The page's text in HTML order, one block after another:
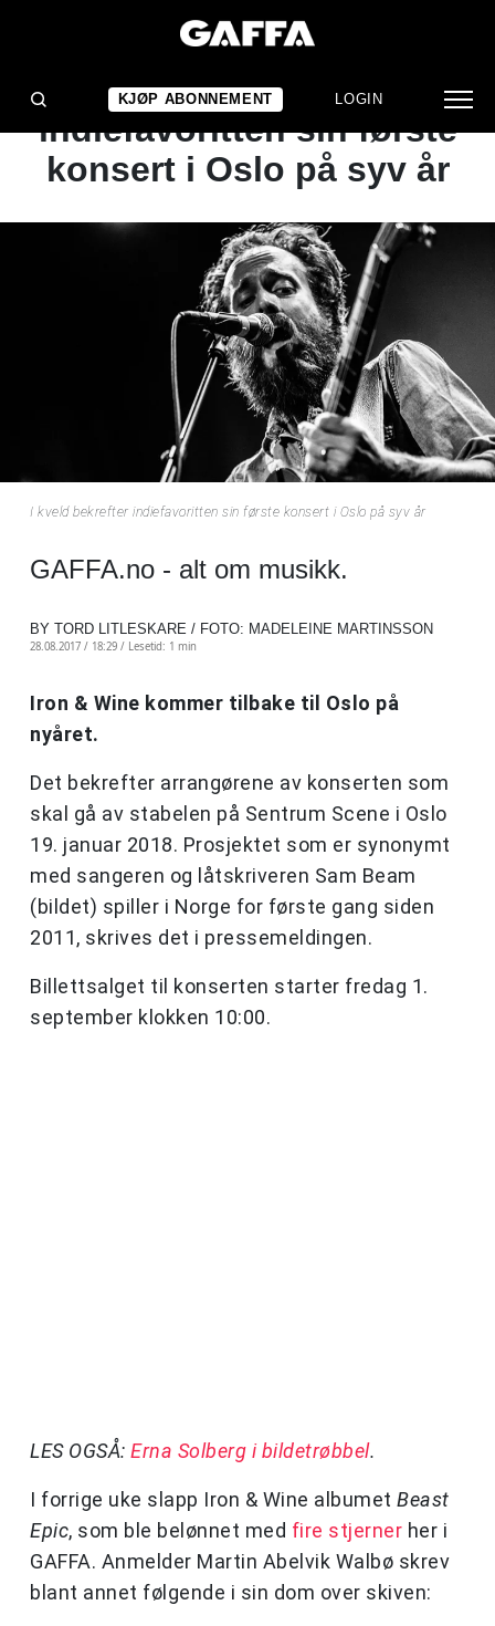
KJØP ABONNEMENT LOGIN
NYHET
I kveld bekrefter
indiefavoritten sin første
konsert i Oslo på syv år
I kveld bekrefter indiefavoritten sin første konsert i Oslo på syv år
GAFFA.no - alt om musikk.
BY TORD LITLESKARE / FOTO: MADELEINE MARTINSSON
28.08.2017 / 18:29 / Lesetid: 1 min
Iron & Wine kommer tilbake til Oslo på
nyåret.
Det bekrefter arrangørene av konserten som
skal gå av stabelen på Sentrum Scene i Oslo
19. januar 2018. Prosjektet som er synonymt
med sangeren og låtskriveren Sam Beam
(bildet) spiller i Norge for første gang siden
2011, skrives det i pressemeldingen.
Billettsalget til konserten starter fredag 1.
september klokken 10:00.
LES OGSÅ: Erna Solberg i bildetrøbbel.
I forrige uke slapp Iron & Wine albumet Beast
Epic, som ble belønnet med fire stjerner her i
GAFFA. Anmelder Martin Abelvik Walbø skrev
blant annet følgende i sin dom over skiven: